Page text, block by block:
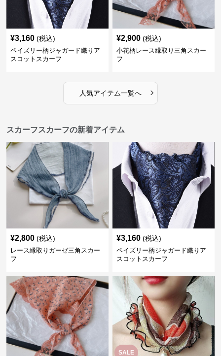
¥3,160 (税込)
ペイズリー柄ジャガード織りア
スコットスカーフ
¥2,900 (税込)
小花柄レース縁取り三角スカー
フ
人気アイテム一覧へ ›
スカーフスカーフの新着アイテム
¥2,800 (税込)
レース縁取りガーゼ三角スカー
フ
¥3,160 (税込)
ペイズリー柄ジャガード織りア
スコットスカーフ
SALE